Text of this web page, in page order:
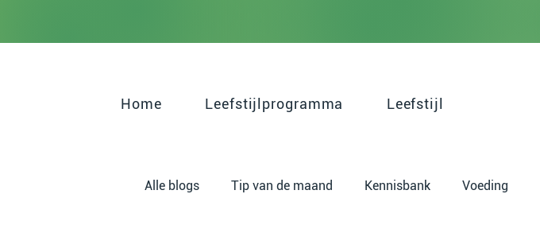
Home Leefstijlprogramma Leefstijl
Alle blogs Tip van de maand Kennisbank Voeding